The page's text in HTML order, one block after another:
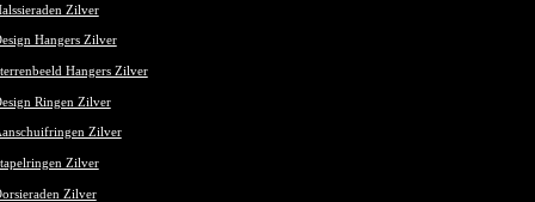
Zilver
Hangers Zilver
Hangers Zilver
Ringen Zilver
Zilver
Zilver
Zilver